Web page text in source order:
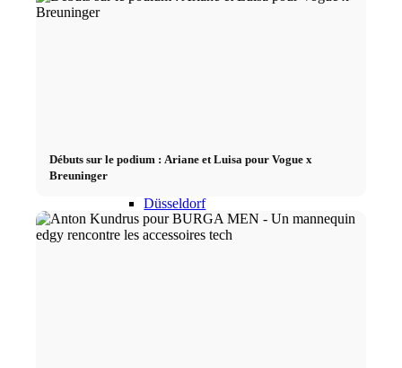
Düsseldorf
Débuts sur le podium : Ariane et Luisa pour Vogue x
Breuninger